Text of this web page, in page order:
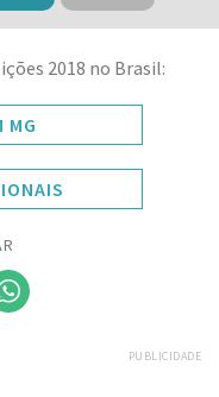
2018 no Brasil:
MG
PUBLICIDADE